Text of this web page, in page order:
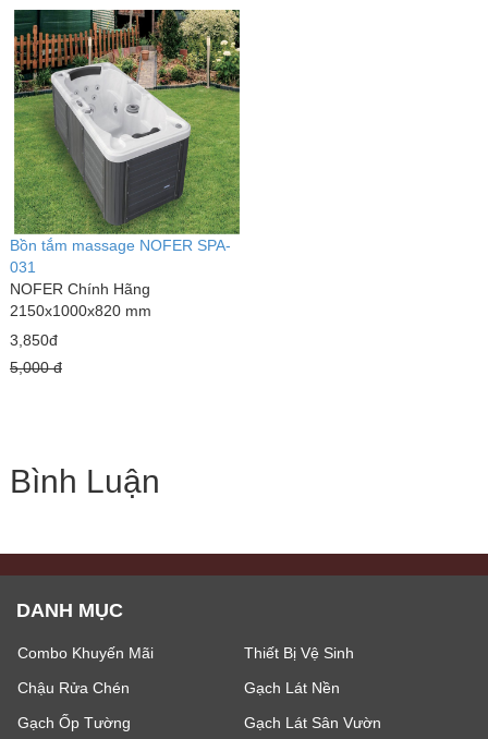
Bồn tắm massage NOFER SPA-
031
NOFER Chính Hãng
2150x1000x820 mm
3,850đ
5,000 đ
Bình Luận
DANH MỤC
Combo Khuyến Mãi
Thiết Bị Vệ Sinh
Chậu Rửa Chén
Gạch Lát Nền
Gạch Ốp Tường
Gạch Lát Sân Vườn